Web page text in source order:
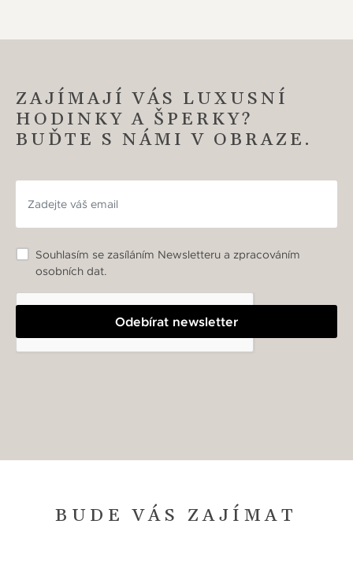
ZAJÍMAJÍ VÁS LUXUSNÍ
HODINKY A ŠPERKY?
BUĎTE S NÁMI V OBRAZE.
Odebírat newsletter
Souhlasím se zasíláním Newsletteru a zpracováním
osobních dat.
BUDE VÁS ZAJÍMAT